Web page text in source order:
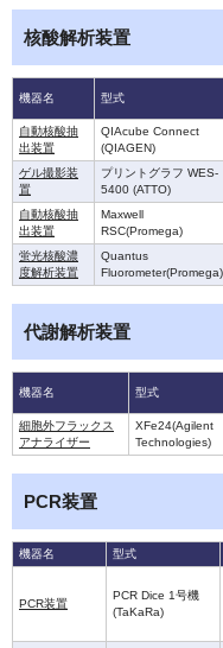
核酸解析装置
機器名 型式
自動核酸抽
出装置
QIAcube Connect
(QIAGEN)
ゲル撮影装
置
プリントグラフ WES-
5400 (ATTO)
自動核酸抽
出装置
Maxwell
RSC(Promega)
蛍光核酸濃
度解析装置
Quantus
Fluorometer(Promega)
代謝解析装置
機器名 型式
細胞外フラックス
アナライザー
XFe24(Agilent
Technologies)
PCR装置
機器名 型式
PCR装置
PCR Dice 1号機
(TaKaRa)